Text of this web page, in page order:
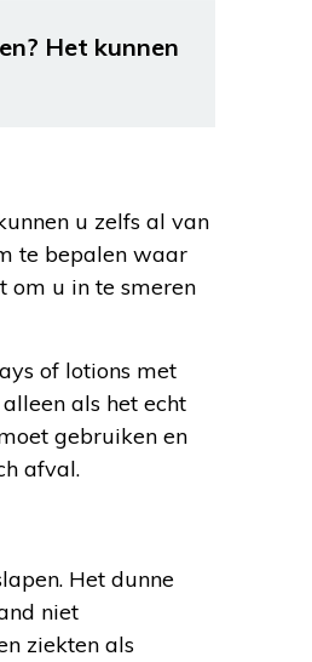
Het kunnen
u zelfs al van
te bepalen waar
om u in te smeren
of lotions met
als het echt
gebruiken en
afval.
Het dunne
niet
ziekten als